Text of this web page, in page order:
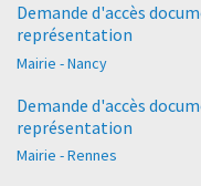
Demande d'accès
représentation
Mairie - Nancy
Demande d'accès
représentation
Mairie - Rennes